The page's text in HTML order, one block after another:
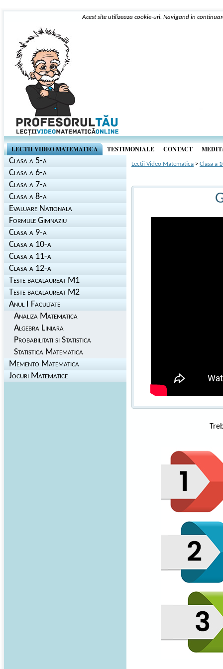
Acest site utilizeaza cookie-uri. Navigand in
LECTII VIDEO MATEMATICA TESTIMONIALE CONTACT
Clasa a 5-a
Clasa a 6-a
Clasa a 7-a
Clasa a 8-a
Evaluare Nationala
Formule Gimnaziu
Clasa a 9-a
Clasa a 10-a
Clasa a 11-a
Clasa a 12-a
Teste bacalaureat M1
Teste bacalaureat M2
Anul I Facultate
Analiza Matematica
Algebra Liniara
Probabilitati si Statistica
Statistica Matematica
Memento Matematica
Jocuri Matematice
Lectii Video Matematica > Clasa a